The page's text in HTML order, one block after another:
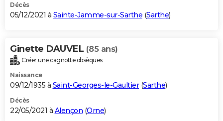
Décès
05/12/2021 à Sainte-Jamme-sur-Sarthe (Sarthe)
Ginette DAUVEL (85 ans)
Créer une cagnotte obsèques
Naissance
09/12/1935 à Saint-Georges-le-Gaultier(Sarthe)
Décès
22/05/2021 à Alençon (Orne)